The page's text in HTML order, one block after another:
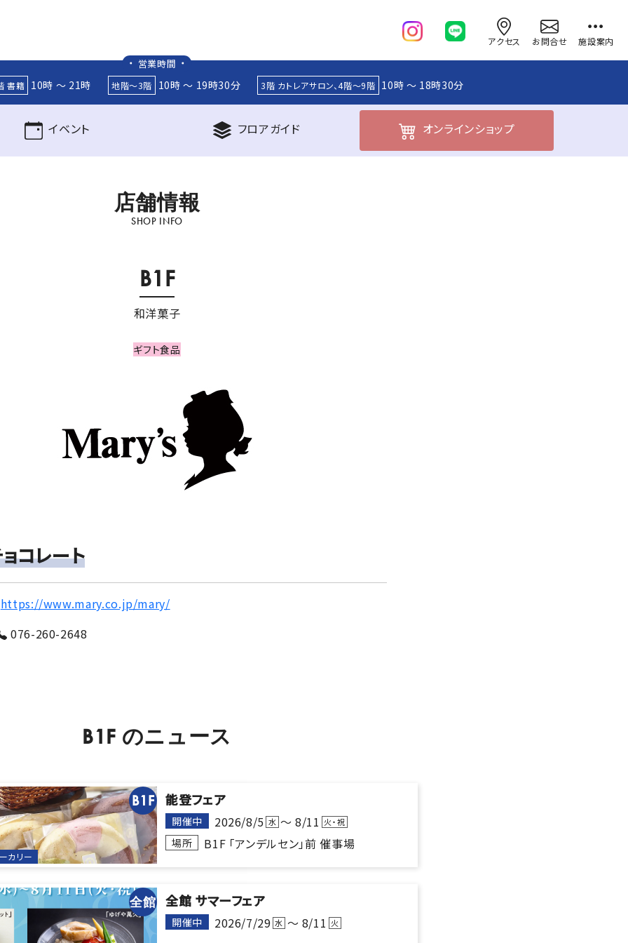
アクセス お問合せ 施設案内
営業時間
書籍 10時 ～ 21時 地階～3階 10時 ～ 19時30分 3階 カトレアサロン、4階～9階 10時 ～ 18時30分
イベント フロアガイド オンラインショップ
店舗情報
SHOP INFO
B1F
和洋菓子
ギフト食品
コレート
https://www.mary.co.jp/mary/
076-260-2648
B1F のニ ュース
B1F
カリー
能登フェア
開催中 2026/8/5 水 ～ 8/11 火・祝
場所 B1F 「アンデルセン」前 催事場
全館 全館 サマーフェア
開催中 2026/7/29 水 ～ 8/11 火